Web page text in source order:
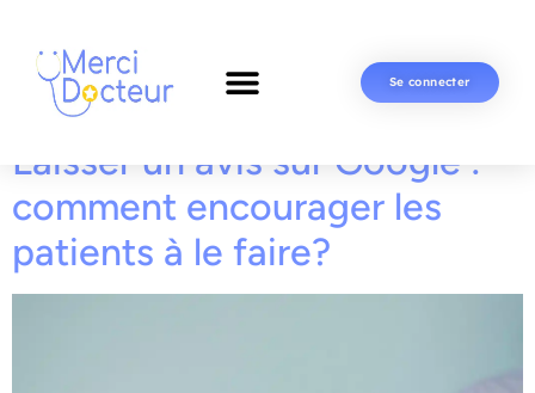
Se connecter
Laisser un avis sur Google :
comment encourager les
patients à le faire?